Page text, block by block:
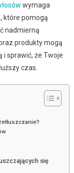
wymaga
które pomogą
nadmierną
produkty mogą
i sprawić, że Twoje
czas.
się